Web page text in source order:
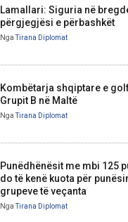
Lamallari: Siguria në
përgjegjësi e përbashkët
Nga Tirana Diplomat
Kombëtarja shqiptare e
Grupit B në Maltë
Nga Tirana Diplomat
Punëdhënësit me mbi 125
do të kenë kuota për
grupeve të veçanta
Nga Tirana Diplomat